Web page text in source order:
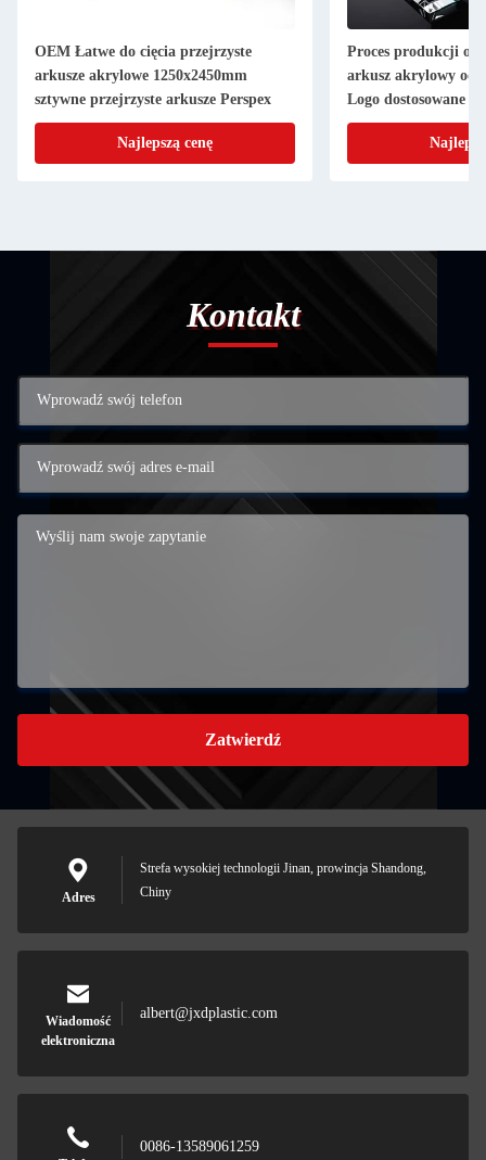
OEM Łatwe do cięcia przejrzyste
arkusze akrylowe 1250x2450mm
sztywne przejrzyste arkusze Perspex
Najlepszą cenę
Proces produkcji
arkusz akrylowy
Logo dostosowane
Kontakt
Zatwierdź
Adres
Strefa wysokiej technologii Jinan, prowincja Shandong,
Chiny
Wiadomość
elektroniczna
albert@jxdplastic.com
0086-13589061259